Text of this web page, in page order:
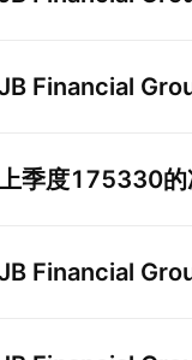
Financial
季度175330
Financial